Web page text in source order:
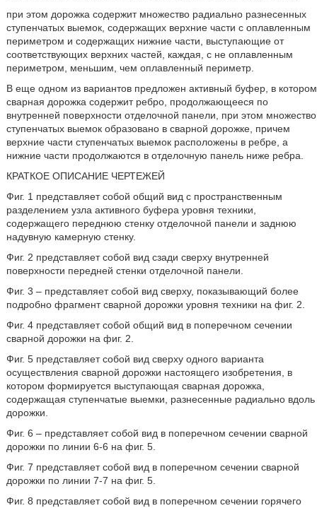
при этом дорожка содержит множество радиально разнесенных
ступенчатых выемок, содержащих верхние части с оплавленным
периметром и содержащих нижние части, выступающие от
соответствующих верхних частей, каждая, с не оплавленным
периметром, меньшим, чем оплавленный периметр.
В еще одном из вариантов предложен активный буфер, в котором
сварная дорожка содержит ребро, продолжающееся по
внутренней поверхности отделочной панели, при этом множество
ступенчатых выемок образовано в сварной дорожке, причем
верхние части ступенчатых выемок расположены в ребре, а
нижние части продолжаются в отделочную панель ниже ребра.
КРАТКОЕ ОПИСАНИЕ ЧЕРТЕЖЕЙ
Фиг. 1 представляет собой общий вид с пространственным
разделением узла активного буфера уровня техники,
содержащего переднюю стенку отделочной панели и заднюю
надувную камерную стенку.
Фиг. 2 представляет собой вид сзади сверху внутренней
поверхности передней стенки отделочной панели.
Фиг. 3 – представляет собой вид сверху, показывающий более
подробно фрагмент сварной дорожки уровня техники на фиг. 2.
Фиг. 4 представляет собой общий вид в поперечном сечении
сварной дорожки на фиг. 2.
Фиг. 5 представляет собой вид сверху одного варианта
осуществления сварной дорожки настоящего изобретения, в
котором формируется выступающая сварная дорожка,
содержащая ступенчатые выемки, разнесенные радиально вдоль
дорожки.
Фиг. 6 – представляет собой вид в поперечном сечении сварной
дорожки по линии 6-6 на фиг. 5.
Фиг. 7 представляет собой вид в поперечном сечении сварной
дорожки по линии 7-7 на фиг. 5.
Фиг. 8 представляет собой вид в поперечном сечении горячего